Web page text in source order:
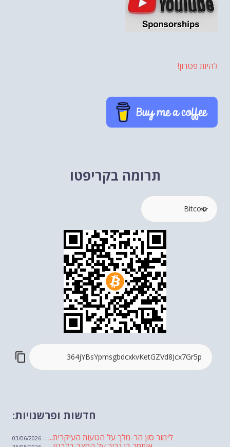
להיות פטרון!
תרומה בקריפטו
חדשות ופרשנויות:
לימור סון הר-מלך על הטעות העיקרית... -- 03/06/2026